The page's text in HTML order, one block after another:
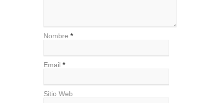
Nombre *
Email *
Sitio Web